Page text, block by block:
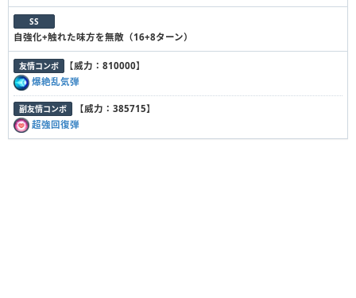
SS
自強化+触れた味方を無敵（16+8ターン）
友情コンボ 【威力：810000】
爆絶乱気弾
副友情コンボ 【威力：385715】
超強回復弾